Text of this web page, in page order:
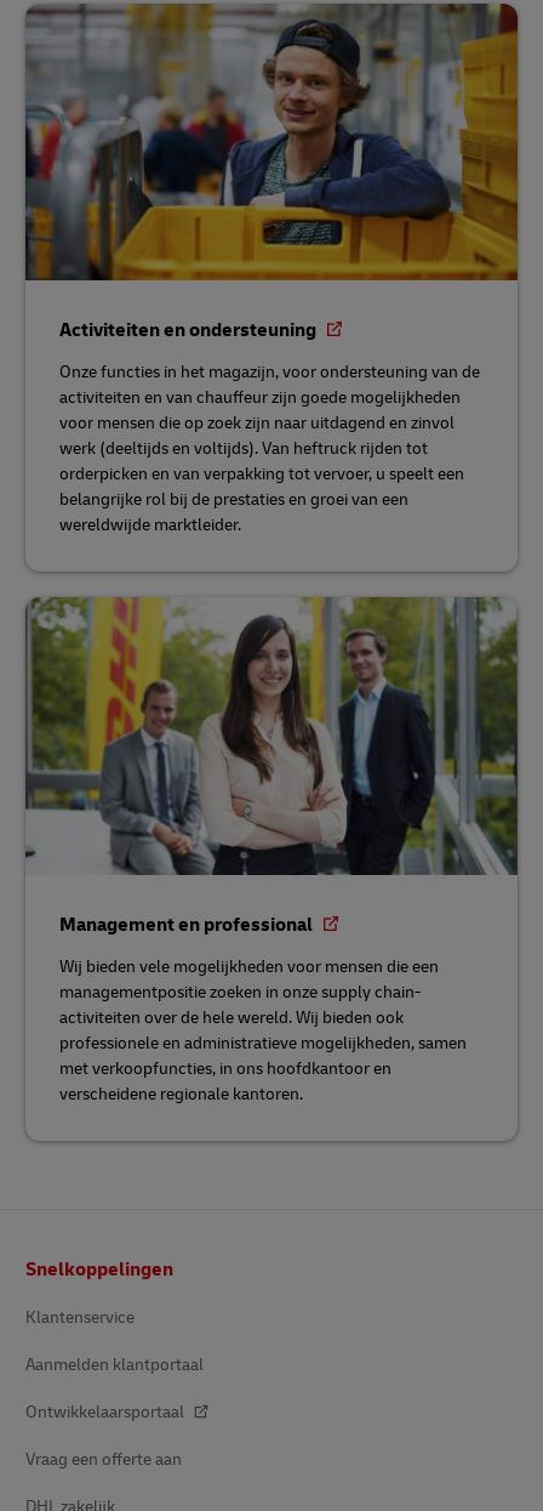
Activiteiten en ondersteuning
Onze functies in het magazijn, voor ondersteuning van de
activiteiten en van chauffeur zijn goede mogelijkheden
voor mensen die op zoek zijn naar uitdagend en zinvol
werk (deeltijds en voltijds). Van heftruck rijden tot
orderpicken en van verpakking tot vervoer, u speelt een
belangrijke rol bij de prestaties en groei van een
wereldwijde marktleider.
Management en professional
Wij bieden vele mogelijkheden voor mensen die een
managementpositie zoeken in onze supply chain-
activiteiten over de hele wereld. Wij bieden ook
professionele en administratieve mogelijkheden, samen
met verkoopfuncties, in ons hoofdkantoor en
verscheidene regionale kantoren.
Snelkoppelingen
Klantenservice
Aanmelden klantportaal
Ontwikkelaarsportaal
Vraag een offerte aan
DHL zakelijk